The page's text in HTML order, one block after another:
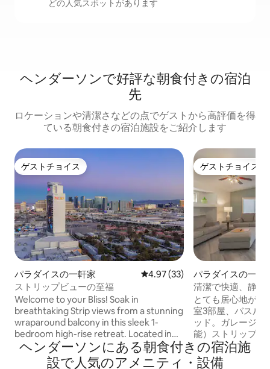
どの人気スポットがあります
ヘンダーソンで好評な朝食付きの宿泊
先
ロケーションや清潔さなどの点でゲストから高評価を得
ている朝食付きの宿泊施設をご紹介します
ゲストチョイス
ゲストチョイス
パラダイスの一軒家 レビュー33件、5つ星中4.97つ
4.97 (33)
ストリップビューの至福
Welcome to your Bliss! Soak in
breathtaking Strip views from a stunning
wraparound balcony in this sleek 1-
bedroom high-rise retreat. Located in
the heart of the action, you’re just
minutes from world-class casinos,
ゲストチョイス
ゲストチョイス
パラダイスの一軒
清潔で快適、静か
ガレージも！
とても居心地が良
室3部屋、バスル
ッド。ガレージ2
能）ストリップま
わずか10分です
食料品店、24時
ヘンダーソンにある朝食付きの宿泊施
設で人気のアメニティ・設備